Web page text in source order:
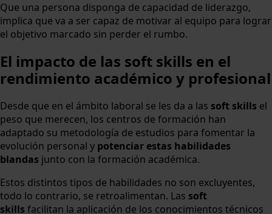
Que una persona disponga de capacidad de liderazgo,
implica que va a ser capaz de motivar al equipo para lograr
el objetivo marcado sin perder el rumbo.
El impacto de las soft skills en el
rendimiento académico y profesional
Desde que en el ámbito laboral se les da a las soft skills el
peso que merecen, los centros de formación han
adaptado su metodología de estudios para fomentar la
evolución personal y potenciar estas habilidades
blandas junto con la formación académica.
Estos distintos tipos de habilidades no son excluyentes,
todo lo contrario, se retroalimentan. Las soft
skills facilitan la aplicación de los conocimientos técnicos